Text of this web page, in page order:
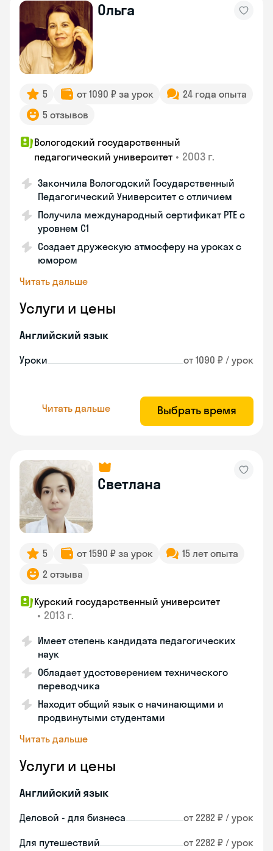
Ольга
5 от 1090 ₽ за урок
24 года опыта
5 отзывов
Вологодский государственный
педагогический университет • 2003 г.
Закончила Вологодский Государственный
Педагогический Университет с отличием
Получила международный сертификат PTE с
уровнем C1
Создает дружескую атмосферу на уроках с
юмором
Читать дальше
Услуги и цены
Английский язык
Уроки от 1090 ₽ / урок
Читать дальше Выбрать время
Светлана
5 от 1590 ₽ за урок
15 лет опыта
2 отзыва
Курский государственный университет
• 2013 г.
Имеет степень кандидата педагогических
наук
Обладает удостоверением технического
переводчика
Находит общий язык с начинающими и
продвинутыми студентами
Читать дальше
Услуги и цены
Английский язык
Деловой - для бизнеса от 2282 ₽ / урок
Для путешествий от 2282 ₽ / урок